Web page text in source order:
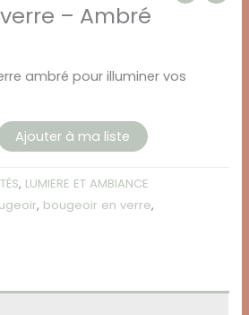
– Ambré
ambré pour illuminer vos
Ajouter à ma liste
, LUMIERE ET AMBIANCE
, bougeoir en verre,